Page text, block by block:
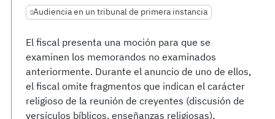
Audiencia en un tribunal de primera instancia
El fiscal presenta una moción para que se
examinen los memorandos no examinados
anteriormente. Durante el anuncio de uno de ellos,
el fiscal omite fragmentos que indican el carácter
religioso de la reunión de creyentes (discusión de
versículos bíblicos, enseñanzas religiosas),